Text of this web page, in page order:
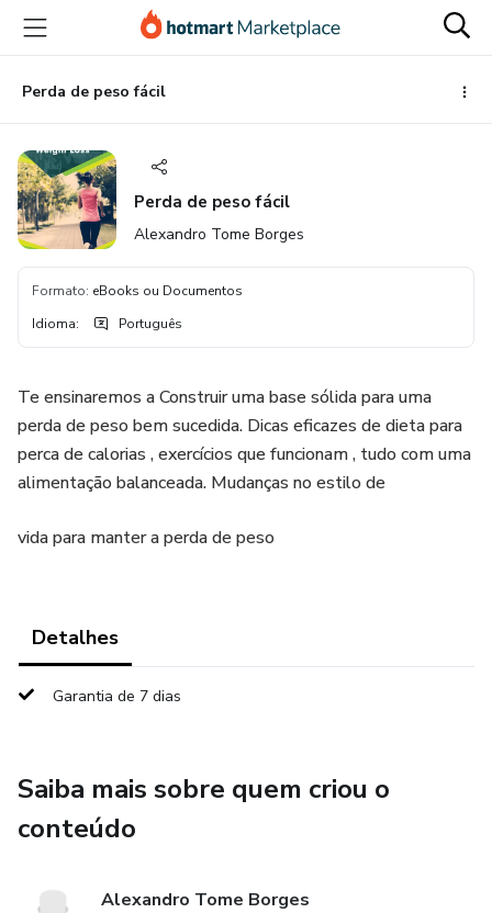
para
conteúdo
principal
para
pagamento
para
rodapé
Perda de peso fácil
Perda de peso fácil
Alexandro Tome Borges
Formato: eBooks ou Documentos
Idioma: Português
Te ensinaremos a Construir uma base sólida para uma
perda de peso bem sucedida. Dicas eficazes de dieta para
perca de calorias , exercícios que funcionam , tudo com uma
alimentação balanceada. Mudanças no estilo de
vida para manter a perda de peso
Detalhes
Garantia de 7 dias
Saiba mais sobre quem criou o
conteúdo
Alexandro Tome Borges